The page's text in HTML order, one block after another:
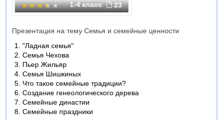
1-4 класс 23
Презентация на тему Семья и семейные ценности
"Ладная семья"
Семья Чехова
Пьер Жильяр
Семья Шишкиных
Что такое семейные традиции?
Создание генеологического дерева
Семейные династии
Семейные праздники